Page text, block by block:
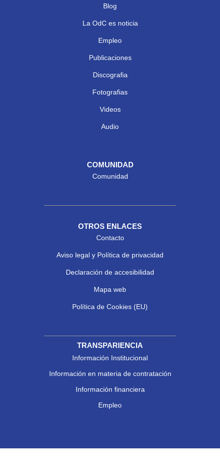
Blog
La OdC es noticia
Empleo
Publicaciones
Discografia
Fotografias
Videos
Audio
COMUNIDAD
Comunidad
OTROS ENLACES
Contacto
Aviso legal y Política de privacidad
Declaración de accesibilidad
Mapa web
Política de Cookies (EU)
TRANSPARIENCIA
Información Institucional
Información en materia de contratación
Información financiera
Empleo